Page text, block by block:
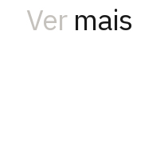
Ver mais